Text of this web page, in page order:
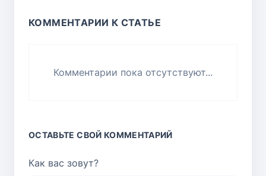
КОММЕНТАРИИ К СТАТЬЕ
Комментарии пока отсутствуют...
ОСТАВЬТЕ СВОЙ КОММЕНТАРИЙ
Как вас зовут?